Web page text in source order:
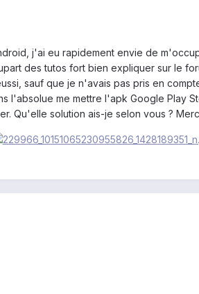
j'ai eu rapidement envie de
des tutos fort bien expliquer sur le
sauf que je n'avais pas pris en
l'absolue me mettre l'apk Google Play
Qu'elle solution ais-je selon vous ?